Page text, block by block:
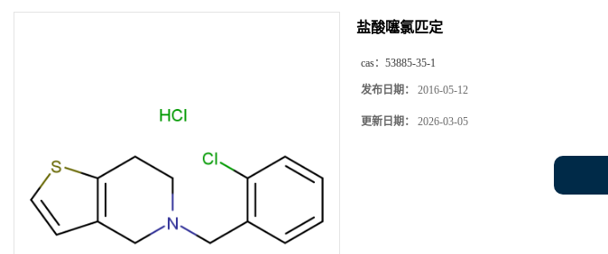
盐酸噻氯匹定
cas： 53885-35-1
发布日期： 2016-05-12
更新日期： 2026-03-05